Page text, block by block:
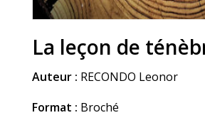
La leçon de
Auteur : RECONDO Leonor
Format : Broché